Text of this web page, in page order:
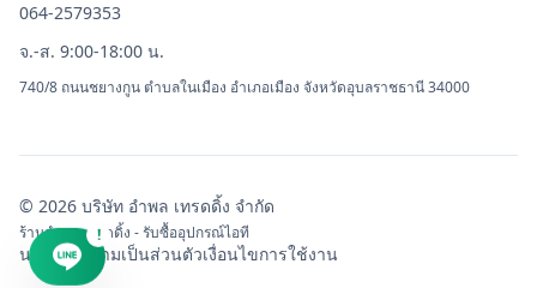
!
064-2579353
จ.-ส. 9:00-18:00 น.
740/8 ถนนชยางกูน ตำบลในเมือง อำเภอเมือง จังหวัดอุบลราชธานี 34000
© 2026 บริษัท อำพล เทรดดิ้ง จำกัด
ร้านอำพล เทรดดิ้ง - รับซื้ออุปกรณ์ไอที
นโยบายความเป็นส่วนตัวเงื่อนไขการใช้งาน